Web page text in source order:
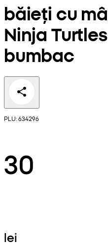
băieți cu
Ninja
bumbac
PLU: 634296
30
lei